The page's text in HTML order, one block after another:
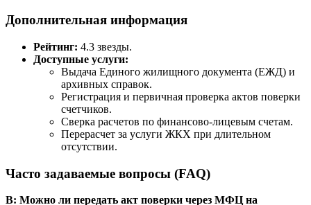
Дополнительная информация
Рейтинг: 4.3 звезды.
Доступные услуги:
Выдача Единого жилищного документа (ЕЖД) и
архивных справок.
Регистрация и первичная проверка актов поверки
счетчиков.
Сверка расчетов по финансово-лицевым счетам.
Перерасчет за услуги ЖКХ при длительном
отсутствии.
Часто задаваемые вопросы (FAQ)
В: Можно ли передать акт поверки через МФЦ на